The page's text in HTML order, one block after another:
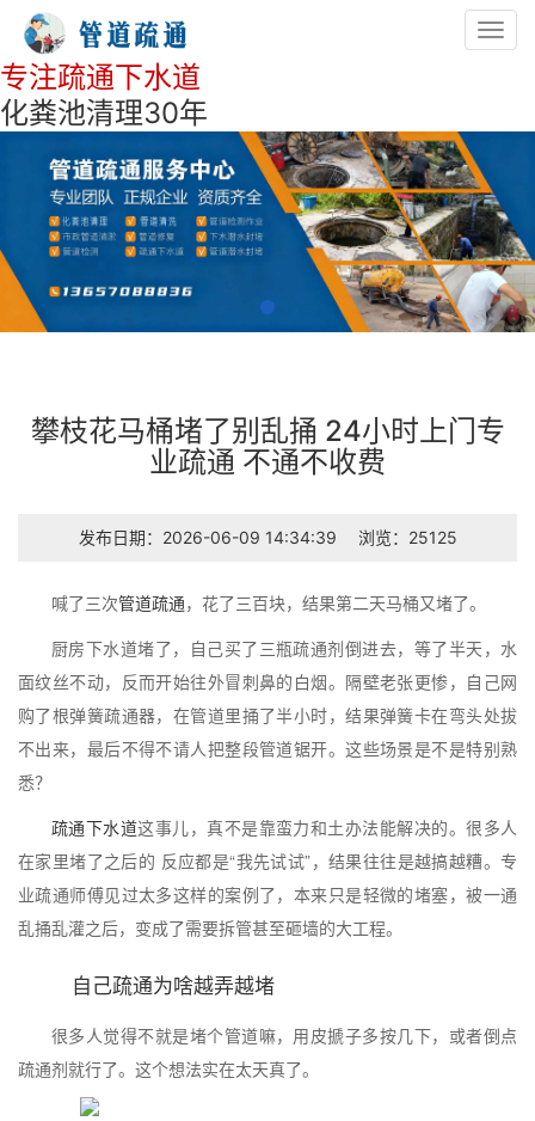
专注疏通下水道
化粪池清理30年
攀枝花马桶堵了别乱捅 24小时上门专
业疏通 不通不收费
发布日期：2026-06-09 14:34:39 浏览：25125
喊了三次管道疏通，花了三百块，结果第二天马桶又堵了。
厨房下水道堵了，自己买了三瓶疏通剂倒进去，等了半天，水
面纹丝不动，反而开始往外冒刺鼻的白烟。隔壁老张更惨，自己网
购了根弹簧疏通器，在管道里捅了半小时，结果弹簧卡在弯头处拔
不出来，最后不得不请人把整段管道锯开。这些场景是不是特别熟
悉？
疏通下水道这事儿，真不是靠蛮力和土办法能解决的。很多人
在家里堵了之后的 反应都是“我先试试”，结果往往是越搞越糟。专
业疏通师傅见过太多这样的案例了，本来只是轻微的堵塞，被一通
乱捅乱灌之后，变成了需要拆管甚至砸墙的大工程。
自己疏通为啥越弄越堵
很多人觉得不就是堵个管道嘛，用皮搋子多按几下，或者倒点
疏通剂就行了。这个想法实在太天真了。